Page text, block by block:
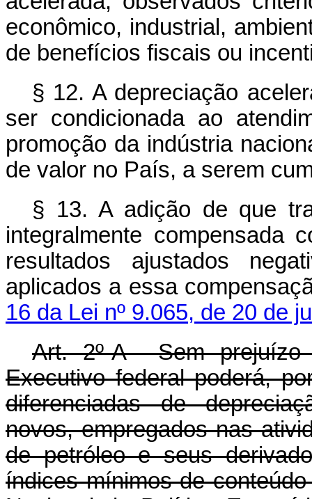
econômico, industrial,
de benefícios fiscais ou
§ 12. A depreciação
ser condicionada ao
promoção da indústria
de valor no País, a serem
§ 13. A adição de que
integralmente compensada
resultados ajustados
aplicados a essa
16 da Lei nº 9.065, de 20 de
Art. 2º-A Sem
Executivo federal poderá,
diferenciadas de
novos, empregados nas
de petróleo e seus
índices mínimos de